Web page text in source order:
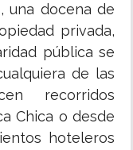
una docena de
privada,
pública se
de las
recorridos
Chica o desde
hoteleros